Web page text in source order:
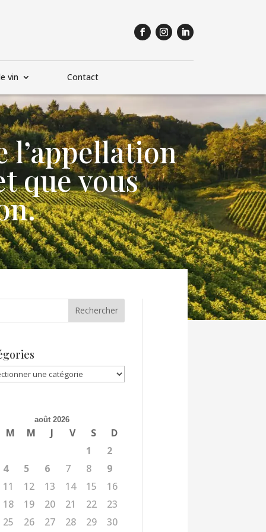
vin Contact
l’appellation
que vous
août 2026
M M J V S
D
1
2
4
5 6 7 8
9
11
12 13 14 15
16
18
19 20 21 22
23
25
26 27 28 29 30